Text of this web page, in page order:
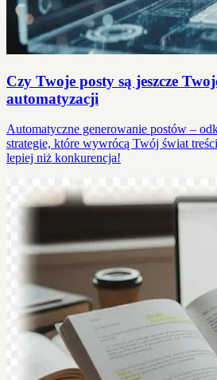
Czy Twoje posty są jeszcze
automatyzacji
Automatyczne generowanie postów –
strategie, które wywrócą Twój świat
lepiej niż konkurencja!